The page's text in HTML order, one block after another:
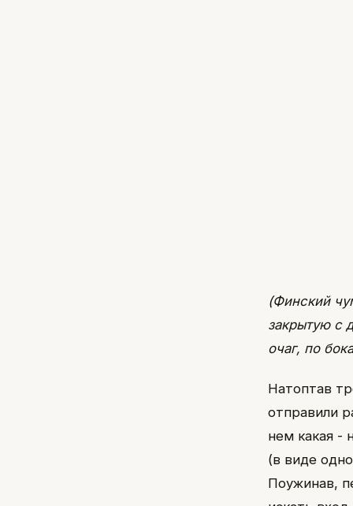
(Финский
закрытую с
очаг, по
Натоптав
отправили
нем какая -
(в виде
Поужинав,